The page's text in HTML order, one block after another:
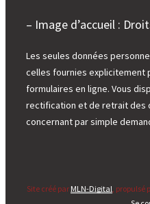
– Image d’accueil :
Les seules données
celles fournies explicitement
formulaires en ligne. Vous
rectification et de retrait des
concernant par simple
Site créé par MLN-Digital, propulsé